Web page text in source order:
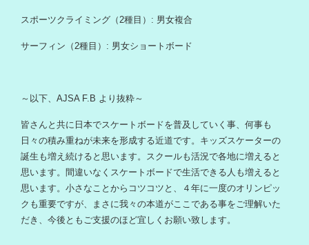
スポーツクライミング（2種目）: 男女複合
サーフィン（2種目）: 男女ショートボード
～以下、AJSA F.B より抜粋～
皆さんと共に日本でスケートボードを普及していく事、何事も
日々の積み重ねが未来を形成する近道です。キッズスケーターの
誕生も増え続けると思います。スクールも活況で各地に増えると
思います。間違いなくスケートボードで生活できる人も増えると
思います。小さなことからコツコツと、４年に一度のオリンピッ
クも重要ですが、まさに我々の本道がここである事をご理解いた
だき、今後ともご支援のほど宜しくお願い致します。